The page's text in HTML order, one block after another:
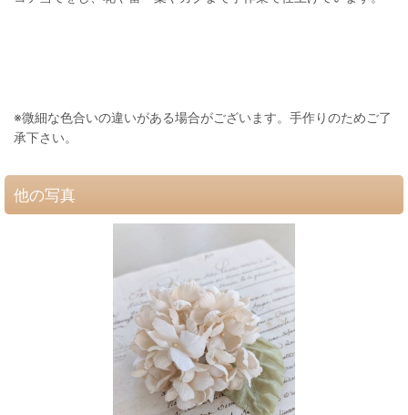
※微細な色合いの違いがある場合がございます。手作りのためご了
承下さい。
他の写真